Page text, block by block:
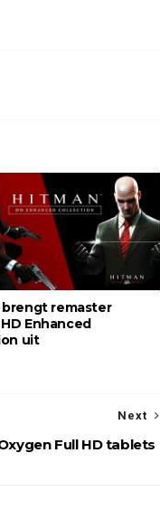
brengt remaster
Enhanced
uit
Next
Full HD tablets